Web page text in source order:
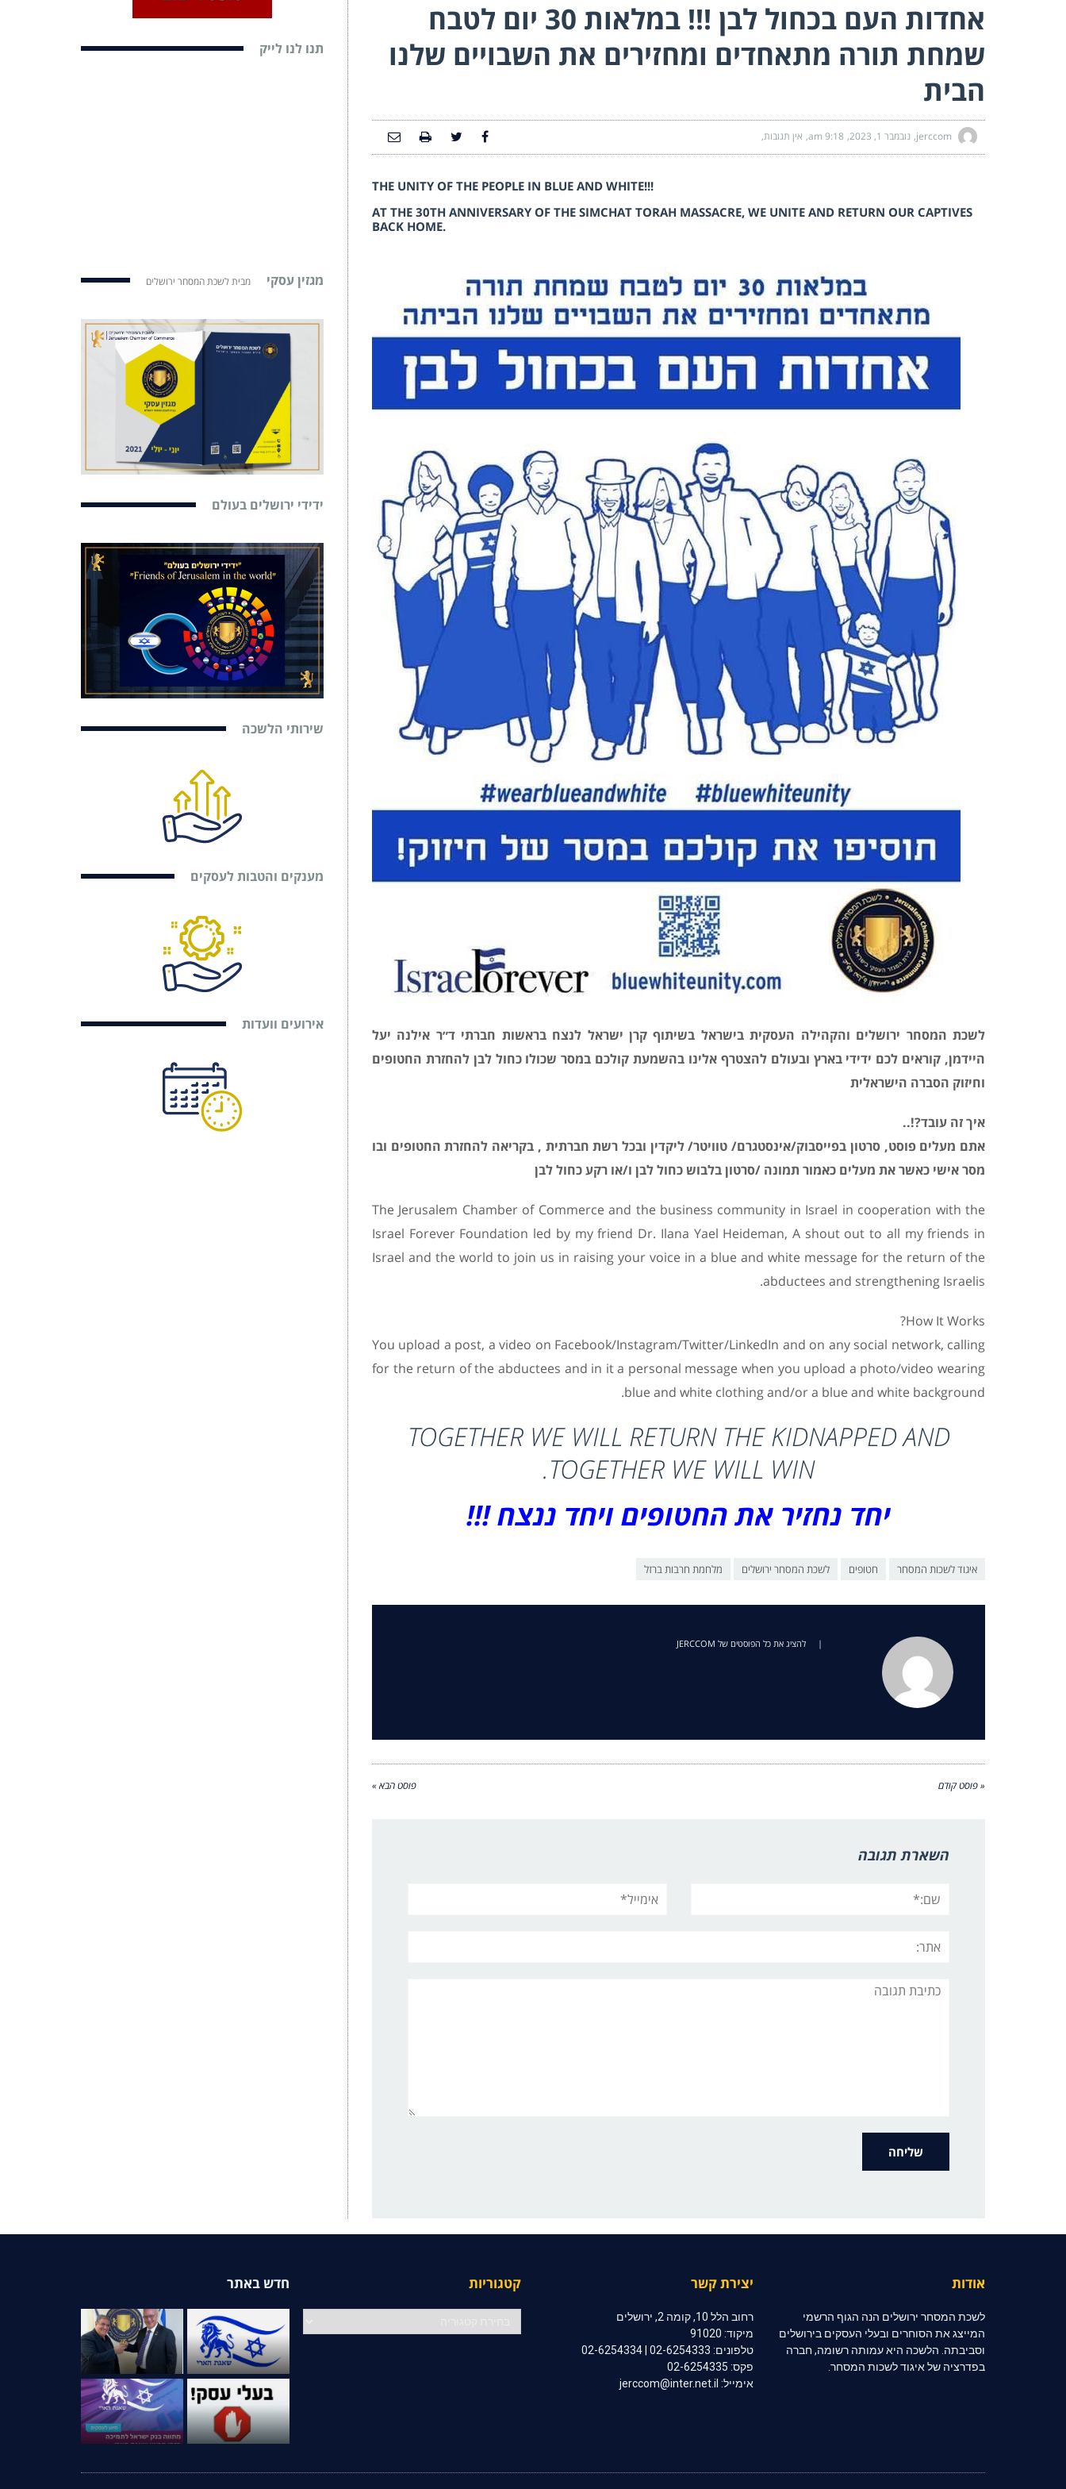
אחדות העם בכחול לבן !!! במלאות 30 יום לטבח
שמחת תורה מתאחדים ומחזירים את השבויים שלנו
הבית
נובמבר 1, 2023 9:18 am אין תגובות
THE UNITY OF THE PEOPLE IN BLUE AND WHITE!!!
AT THE 30TH ANNIVERSARY OF THE SIMCHAT TORAH MASSACRE, WE UNITE AND RETURN OUR CAPTIVES
BACK HOME.
לשכת המסחר ירושלים והקהילה העסקית בישראל בשיתוף קרן ישראל לנצח בראשות חברתי ד״ר אילנה יעל
היידמן, קוראים לכם ידידי בארץ ובעולם להצטרף אלינו בהשמעת קולכם במסר שכולו כחול לבן להחזרת החטופים
וחיזוק הסברה הישראלית
איך זה עובד?!..
אתם מעלים פוסט, סרטון בפייסבוק/אינסטגרם/ טוויטר/ ליקדין ובכל רשת חברתית , בקריאה להחזרת החטופים ובו
מסר אישי כאשר את מעלים כאמור תמונה /סרטון בלבוש כחול לבן ו/או רקע כחול לבן
The Jerusalem Chamber of Commerce and the business community in Israel in cooperation with the
Israel Forever Foundation led by my friend Dr. Ilana Yael Heideman, A shout out to all my friends in
Israel and the world to join us in raising your voice in a blue and white message for the return of the
abductees and strengthening Israelis.
How It Works?
You upload a post, a video on Facebook/Instagram/Twitter/LinkedIn and on any social network, calling
for the return of the abductees and in it a personal message when you upload a photo/video wearing
blue and white clothing and/or a blue and white background.
TOGETHER WE WILL RETURN THE KIDNAPPED AND
TOGETHER WE WILL WIN.
יחד נחזיר את החטופים ויחד ננצח !!!
איגוד לשכות המסחר חטופים לשכת המסחר ירושלים מלחמת חרבות ברזל
| להציג את כל הפוסטים של JERCCOM
« פוסט קודם פוסט הבא »
השארת תגובה
תגובה
תנו לנו לייק
מגזין עסקי מבית לשכת המסחר ירושלים
ידידי ירושלים בעולם
שירותי הלשכה
מענקים והטבות לעסקים
אירועים וועדות
אודות
לשכת המסחר ירושלים הנה הגוף הרשמי
המייצג את הסוחרים ובעלי העסקים בירושלים
וסביבתה. הלשכה היא עמותה רשומה, חברה
בפדרציה של איגוד לשכות המסחר.
יצירת קשר
רחוב הלל 10, קומה 2, ירושלים
מיקוד: 91020
טלפונים: 02-6254333 | 02-6254334
פקס: 02-6254335
אימייל: jerccom@inter.net.il
קטגוריות חדש באתר